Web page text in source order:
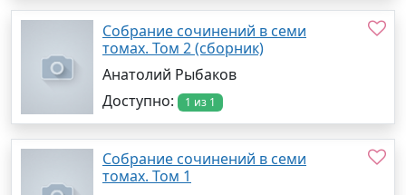
Собрание сочинений в семи
томах. Том 2 (сборник)
Анатолий Рыбаков
Доступно:
1 из 1
Собрание сочинений в семи
томах. Том 1